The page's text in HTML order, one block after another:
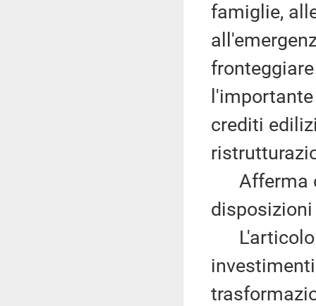
famiglie,
crediti
Afferma
L'articolo